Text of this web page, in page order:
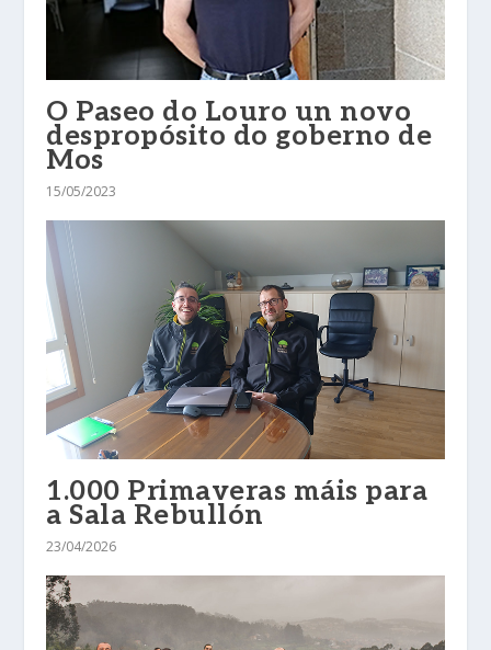
O Paseo do Louro un novo
despropósito do goberno de
Mos
15/05/2023
1.000 Primaveras máis para
a Sala Rebullón
23/04/2026